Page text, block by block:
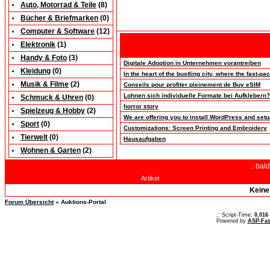
Auto, Motorrad & Teile (8)
Bücher & Briefmarken (0)
Computer & Software (12)
Elektronik (1)
Handy & Foto (3)
Kleidung (0)
Musik & Filme (2)
Schmuck & Uhren (0)
Spielzeug & Hobby (2)
Sport (0)
Tierwelt (0)
Wohnen & Garten (2)
Digitale Adoption in Unternehmen vorantreiben
In the heart of the bustling city, where the fast-
Conseils pour profiter pleinement de Buy eSIM
Lohnen sich individuelle Formate bei Aufklebern?
horror story
We are offering you to install WordPress and
Customizations: Screen Printing and Embroidery
Hausaufgaben
.:
Artikel
Forum Übersicht» Auktions-Portal
.: Script-Time: 0,016
Powered by ASP-